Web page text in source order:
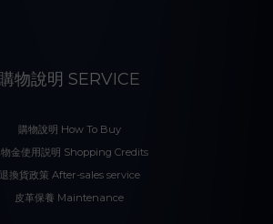
購物說明 SERVICE
購物說明 How To Buy
金使用説明 Shopping Credits
退換貨政策 After-sales service
皮革保養 Maintenance